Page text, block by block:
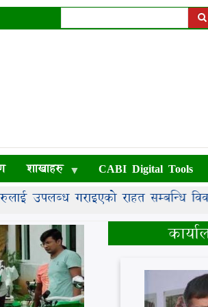
शाखाहरु CABI Digital Tools
गराइएको राहत सम्बन्धि विवरण।